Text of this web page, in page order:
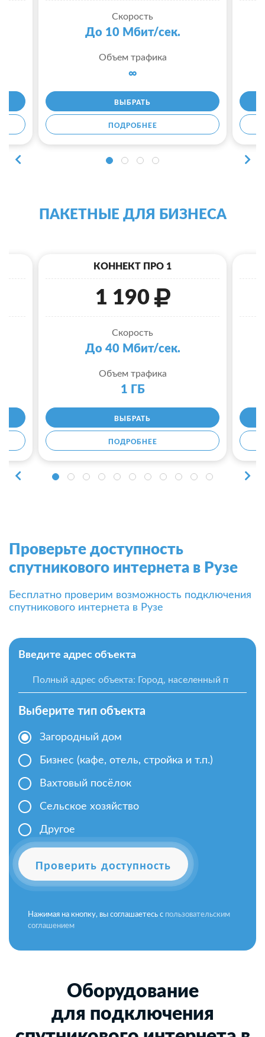
Скорость
До 10 Мбит/сек.
Объем трафика
∞
ВЫБРАТЬ
ПОДРОБНЕЕ
ПАКЕТНЫЕ ДЛЯ БИЗНЕСА
КОННЕКТ ПРО 1
1 190
Скорость
До 40 Мбит/сек.
Объем трафика
1 ГБ
ВЫБРАТЬ
ПОДРОБНЕЕ
Проверьте доступность
спутникового интернета в Рузе
Бесплатно проверим возможность подключения
спутникового интернета в Рузе
Введите адрес объекта
Выберите тип объекта
Загородный дом
Бизнес (кафе, отель, стройка и т.п.)
Вахтовый посёлок
Сельское хозяйство
Другое
Проверить доступность
Нажимая на кнопку, вы соглашаетесь с пользовательским
соглашением
Оборудование
для подключения